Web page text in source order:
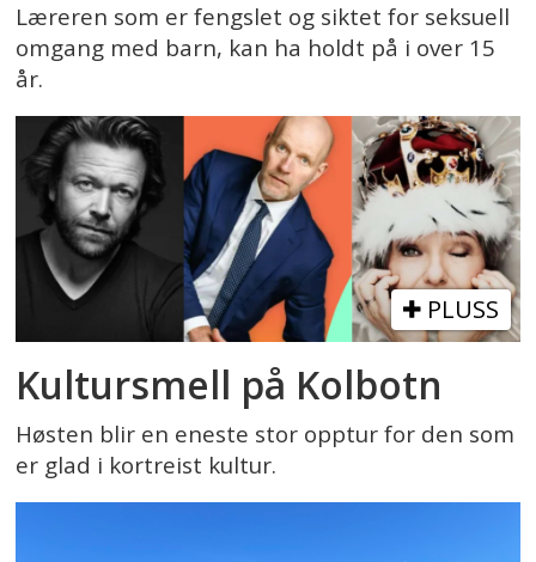
Læreren som er fengslet og siktet for seksuell
omgang med barn, kan ha holdt på i over 15
år.
PLUSS
Kultursmell på Kolbotn
Høsten blir en eneste stor opptur for den som
er glad i kortreist kultur.